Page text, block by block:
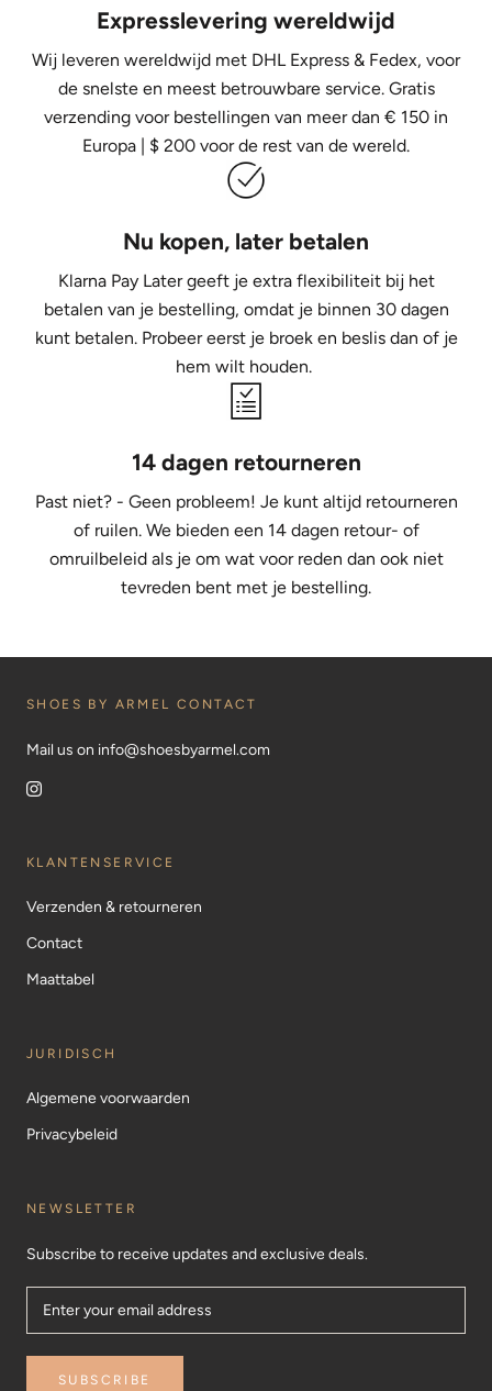
Expresslevering wereldwijd
Wij leveren wereldwijd met DHL Express & Fedex, voor
de snelste en meest betrouwbare service. Gratis
verzending voor bestellingen van meer dan € 150 in
Europa | $ 200 voor de rest van de wereld.
Nu kopen, later betalen
Klarna Pay Later geeft je extra flexibiliteit bij het
betalen van je bestelling, omdat je binnen 30 dagen
kunt betalen. Probeer eerst je broek en beslis dan of je
hem wilt houden.
14 dagen retourneren
Past niet? - Geen probleem! Je kunt altijd retourneren
of ruilen. We bieden een 14 dagen retour- of
omruilbeleid als je om wat voor reden dan ook niet
tevreden bent met je bestelling.
SHOES BY ARMEL CONTACT
Mail us on info@shoesbyarmel.com
KLANTENSERVICE
Verzenden & retourneren
Contact
Maattabel
JURIDISCH
Algemene voorwaarden
Privacybeleid
NEWSLETTER
Subscribe to receive updates and exclusive deals.
SUBSCRIBE